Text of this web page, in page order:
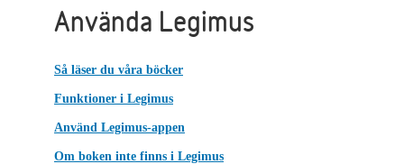
Använda Legimus
Så läser du våra böcker
Funktioner i Legimus
Använd Legimus-appen
Om boken inte finns i Legimus